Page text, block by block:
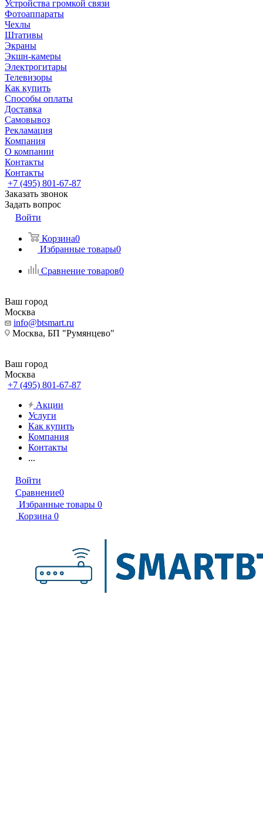
Устройства громкой связи
Фотоаппараты
Чехлы
Штативы
Экраны
Экшн-камеры
Электрогитары
Телевизоры
Как купить
Способы оплаты
Доставка
Самовывоз
Рекламация
Компания
О компании
Контакты
Контакты
+7 (495) 801-67-87
Заказать звонок
Задать вопрос
Войти
Корзина0
Избранные товары0
Сравнение товаров0
Ваш город
Москва
info@btsmart.ru
Москва, БП "Румянцево"
Ваш город
Москва
+7 (495) 801-67-87
Акции
Услуги
Как купить
Компания
Контакты
...
Войти
Сравнение0
Избранные товары 0
Корзина 0